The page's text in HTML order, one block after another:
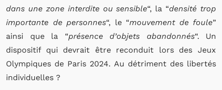
dans une zone interdite ou sensible“, la “densité trop
importante de personnes“, le “mouvement de foule”
ainsi que la “présence d’objets abandonnés“. Un
dispositif qui devrait être reconduit lors des Jeux
Olympiques de Paris 2024. Au détriment des libertés
individuelles ?